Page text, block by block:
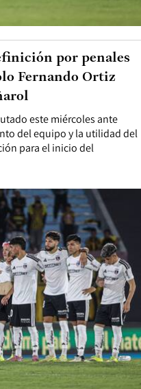
este miércoles ante
del equipo y la utilidad del
para el inicio del
por penales
Fernando Ortiz